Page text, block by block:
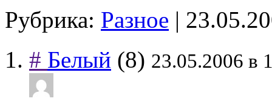
Рубрика: Разное |
# Белый (8) 23.05.2006 в